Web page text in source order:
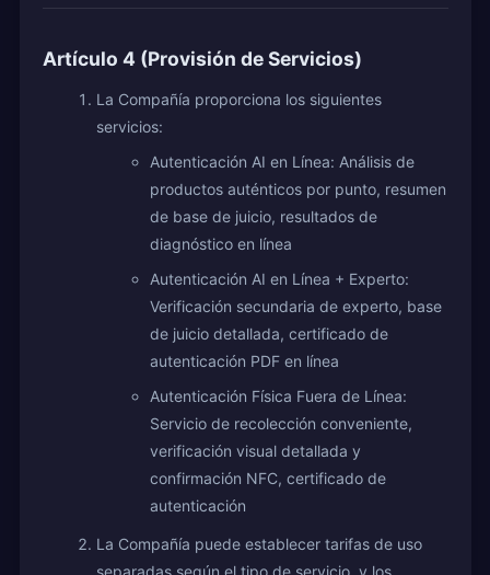
Artículo 4 (Provisión de Servicios)
La Compañía proporciona los siguientes
servicios:
Autenticación AI en Línea: Análisis de
productos auténticos por punto, resumen
de base de juicio, resultados de
diagnóstico en línea
Autenticación AI en Línea + Experto:
Verificación secundaria de experto, base
de juicio detallada, certificado de
autenticación PDF en línea
Autenticación Física Fuera de Línea:
Servicio de recolección conveniente,
verificación visual detallada y
confirmación NFC, certificado de
autenticación
La Compañía puede establecer tarifas de uso